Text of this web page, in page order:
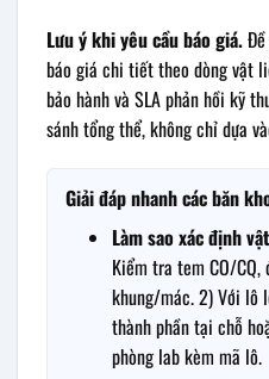
Lưu ý khi yêu cầu báo giá.
báo giá chi tiết theo dòng vật
bảo hành và SLA phản hồi kỹ
sánh tổng thể, không chỉ dựa
Giải đáp nhanh các băn
Làm sao xác định
Kiểm tra tem CO/
khung/mác. 2) Với lô
thành phần tại chỗ
phòng lab kèm mã lô.